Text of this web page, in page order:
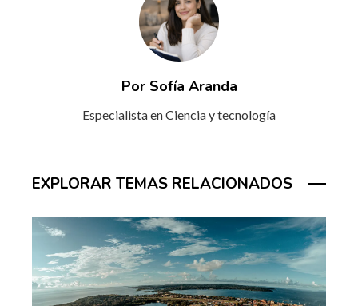
Por Sofía Aranda
Especialista en Ciencia y tecnología
EXPLORAR TEMAS RELACIONADOS